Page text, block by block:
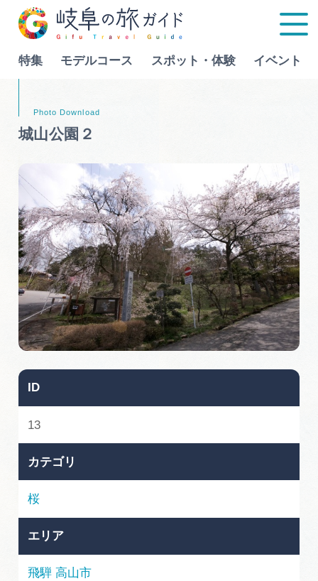
特集 モデルコース スポット・体験 イベント
モデルコース
スポット・体験
イベント
グルメ
旅の予約
ぎふ旅レポーター記事
買い物・お土産
体験予約サイト「ＶＩＳＩＴ岐阜県」
Language
行きたいリストを見る
城山公園２
ID
13
カテゴリ
桜
エリア
飛騨 高山市